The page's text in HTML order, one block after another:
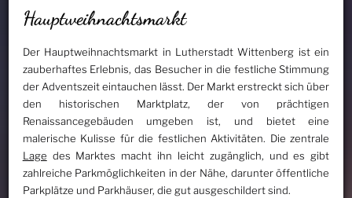
Hauptweihnachtsmarkt
Der Hauptweihnachtsmarkt in Lutherstadt Wittenberg ist ein
zauberhaftes Erlebnis, das Besucher in die festliche Stimmung
der Adventszeit eintauchen lässt. Der Markt erstreckt sich über
den historischen Marktplatz, der von prächtigen
Renaissancegebäuden umgeben ist, und bietet eine
malerische Kulisse für die festlichen Aktivitäten. Die zentrale
Lage des Marktes macht ihn leicht zugänglich, und es gibt
zahlreiche Parkmöglichkeiten in der Nähe, darunter öffentliche
Parkplätze und Parkhäuser, die gut ausgeschildert sind.